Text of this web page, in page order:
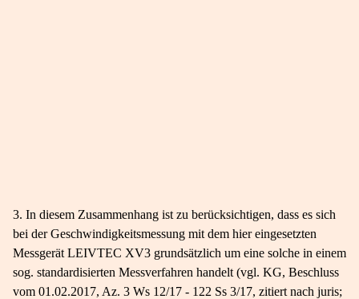
3. In diesem Zusammenhang ist zu berücksichtigen, dass es sich
bei der Geschwindigkeitsmessung mit dem hier eingesetzten
Messgerät LEIVTEC XV3 grundsätzlich um eine solche in einem
sog. standardisierten Messverfahren handelt (vgl. KG, Beschluss
vom 01.02.2017, Az. 3 Ws 12/17 - 122 Ss 3/17, zitiert nach juris;